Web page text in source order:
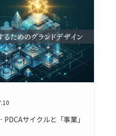
サイクルと「事業」